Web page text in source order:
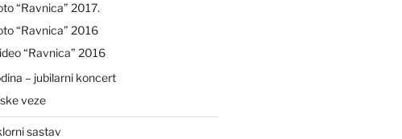
“Ravnica” 2017.
“Ravnica” 2016
“Ravnica” 2016
– jubilarni koncert
veze
sastav